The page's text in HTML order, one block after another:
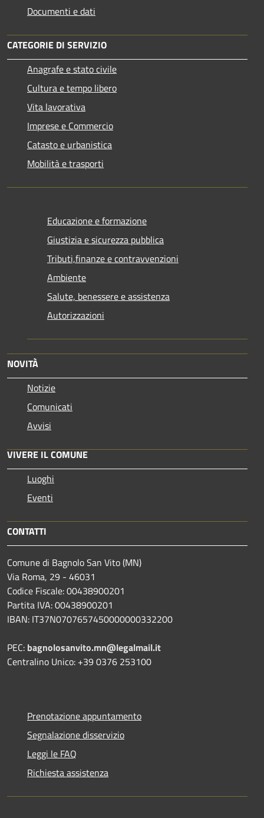
Documenti e dati
CATEGORIE DI SERVIZIO
Anagrafe e stato civile
Cultura e tempo libero
Vita lavorativa
Imprese e Commercio
Catasto e urbanistica
Mobilità e trasporti
Educazione e formazione
Giustizia e sicurezza pubblica
Tributi,finanze e contravvenzioni
Ambiente
Salute, benessere e assistenza
Autorizzazioni
NOVITÀ
Notizie
Comunicati
Avvisi
VIVERE IL COMUNE
Luoghi
Eventi
CONTATTI
Comune di Bagnolo San Vito (MN)
Via Roma, 29 - 46031
Codice Fiscale: 00438900201
Partita IVA: 00438900201
IBAN: IT37N0707657450000000332200
PEC: bagnolosanvito.mn@legalmail.it
Centralino Unico: +39 0376 253100
Prenotazione appuntamento
Segnalazione disservizio
Leggi le FAQ
Richiesta assistenza